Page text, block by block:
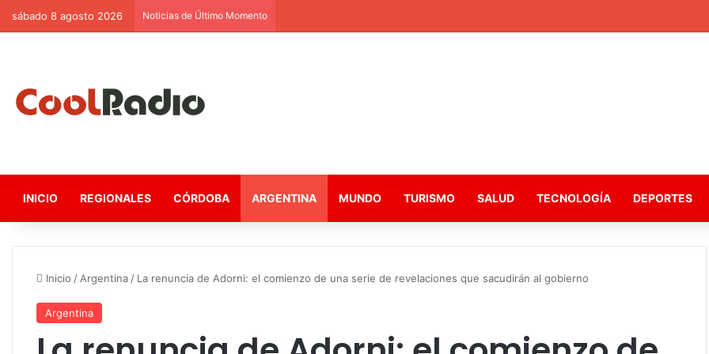
sábado 8 agosto 2026 Noticias de Último Momento
INICIO REGIONALES CÓRDOBA ARGENTINA MUNDO TURISMO SALUD TECNOLOGÍA DEPORTES
Inicio / Argentina / La renuncia de Adorni: el comienzo de una serie de revelaciones que sacudirán al gobierno
Argentina